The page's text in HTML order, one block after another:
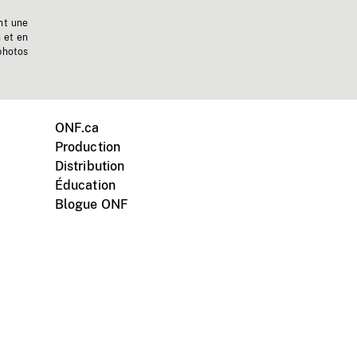
une
et en
ONF.ca
Production
Distribution
Éducation
Blogue ONF